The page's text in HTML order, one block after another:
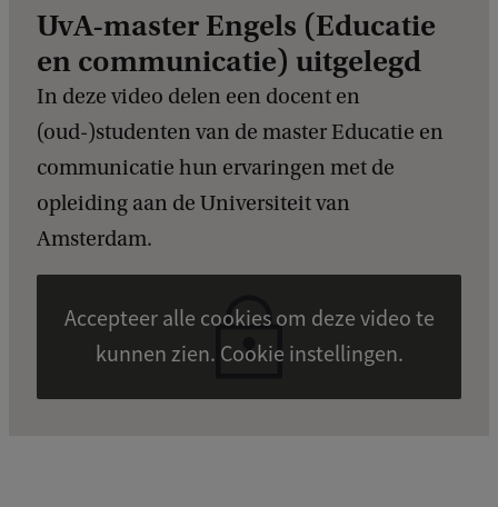
Accepteer alle cookies om deze video te
kunnen zien. Cookie instellingen.
UvA-master Engels (Educatie
en communicatie) uitgelegd
In deze video delen een docent en
(oud-)studenten van de master Educatie en
communicatie hun ervaringen met de
opleiding aan de Universiteit van
Amsterdam.